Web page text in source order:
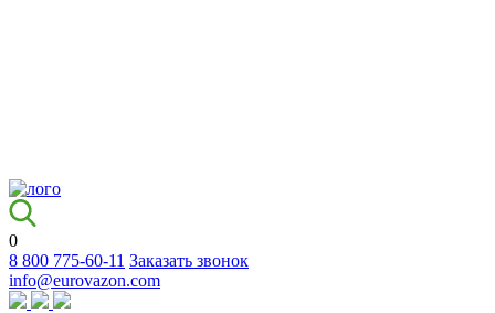
0
8 800 775-60-11 Заказать звонок
info@eurovazon.com